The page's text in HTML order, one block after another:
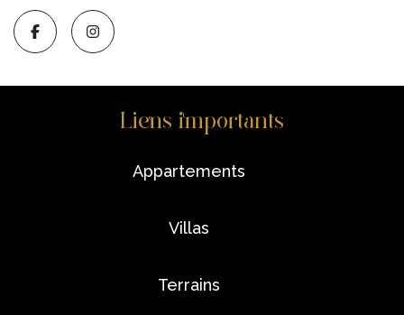
Liens importants
appartements
villas
terrains